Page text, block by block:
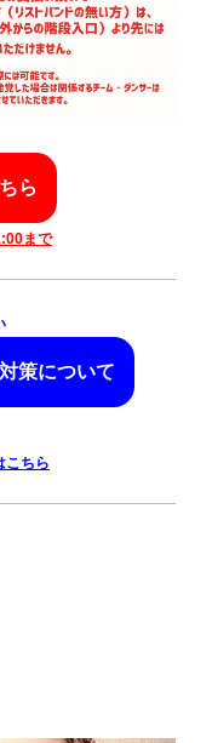
ら
まで
策について
こちら